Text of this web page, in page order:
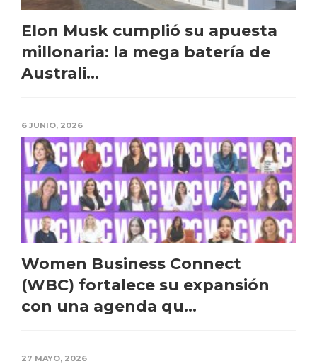
Elon Musk cumplió su apuesta
millonaria: la mega batería de
Australi...
6 JUNIO, 2026
Women Business Connect
(WBC) fortalece su expansión
con una agenda qu...
27 MAYO, 2026